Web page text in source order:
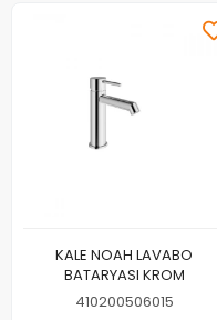
KALE NOAH LAVABO
BATARYASI KROM
410200506015